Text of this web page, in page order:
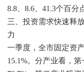
8.8、8.6、41.3个百分
三、投资需求快速释
力
一季度，全市固定资
15.1%。分产业看，